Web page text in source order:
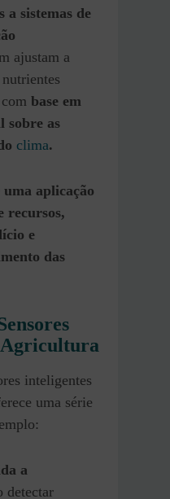
a sistemas de
ajustam a
base em
sobre as
clima.
aplicação
recursos,
e
das
Agricultura
inteligentes
uma série
a
detectar